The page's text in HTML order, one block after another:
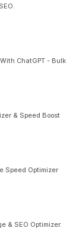
ChatGPT - Bulk
& Speed Boost
Speed Optimizer
& SEO Optimizer.